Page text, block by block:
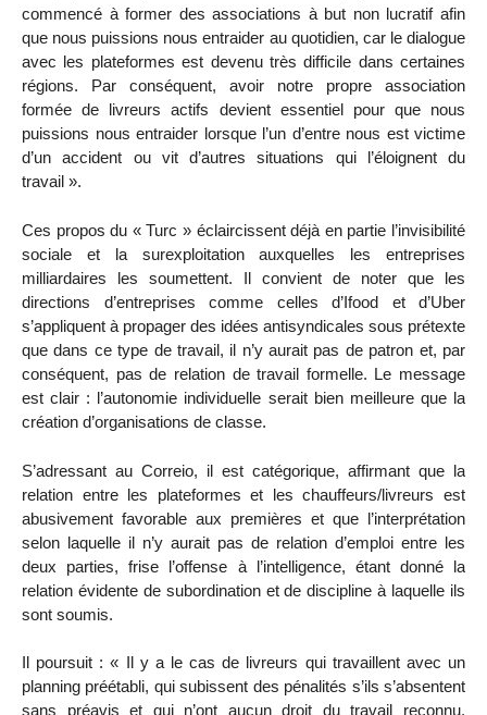
commencé à former des associations à but non lucratif afin
que nous puissions nous entraider au quotidien, car le dialogue
avec les plateformes est devenu très difficile dans certaines
régions. Par conséquent, avoir notre propre association
formée de livreurs actifs devient essentiel pour que nous
puissions nous entraider lorsque l’un d’entre nous est victime
d’un accident ou vit d’autres situations qui l’éloignent du
travail ».
Ces propos du « Turc » éclaircissent déjà en partie l’invisibilité
sociale et la surexploitation auxquelles les entreprises
milliardaires les soumettent. Il convient de noter que les
directions d’entreprises comme celles d’Ifood et d’Uber
s’appliquent à propager des idées antisyndicales sous prétexte
que dans ce type de travail, il n’y aurait pas de patron et, par
conséquent, pas de relation de travail formelle. Le message
est clair : l’autonomie individuelle serait bien meilleure que la
création d’organisations de classe.
S’adressant au Correio, il est catégorique, affirmant que la
relation entre les plateformes et les chauffeurs/livreurs est
abusivement favorable aux premières et que l’interprétation
selon laquelle il n’y aurait pas de relation d’emploi entre les
deux parties, frise l’offense à l’intelligence, étant donné la
relation évidente de subordination et de discipline à laquelle ils
sont soumis.
Il poursuit : « Il y a le cas de livreurs qui travaillent avec un
planning préétabli, qui subissent des pénalités s’ils s’absentent
sans préavis et qui n’ont aucun droit du travail reconnu.